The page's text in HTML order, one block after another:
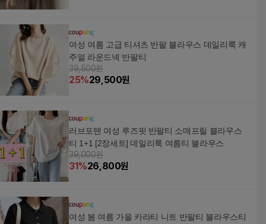
여성 여름 고급 티셔츠 반팔 블라우스 데일리룩 캐
주얼 라운드넥 반팔티
39,500원
25%29,500원
러브포텐 여성 루즈핏 반팔티 소매프릴 블라우스
티 1+1 [2장세트] 데일리룩 여름티 블라우스
39,000원
31%26,800원
여성 봄 여름 가을 카라티 니트 반팔티 블라우스티